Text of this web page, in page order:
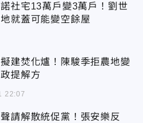
社宅13萬戶變3萬戶！劉世
就蓋可能變空餘屋
建焚化爐！陳駿季拒農地變
提解方
22:07
請解散統促黨！張安樂反